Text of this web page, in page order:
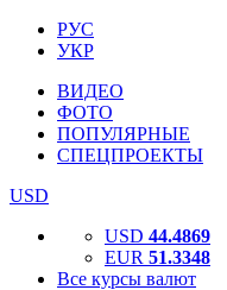
РУС
УКР
ВИДЕО
ФОТО
ПОПУЛЯРНЫЕ
СПЕЦПРОЕКТЫ
USD
USD 44.4869
EUR 51.3348
Все курсы валют